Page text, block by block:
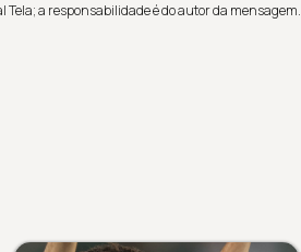
a responsabilidade é do autor da mensagem.